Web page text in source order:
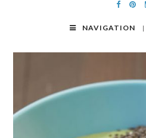
NAVIGATION